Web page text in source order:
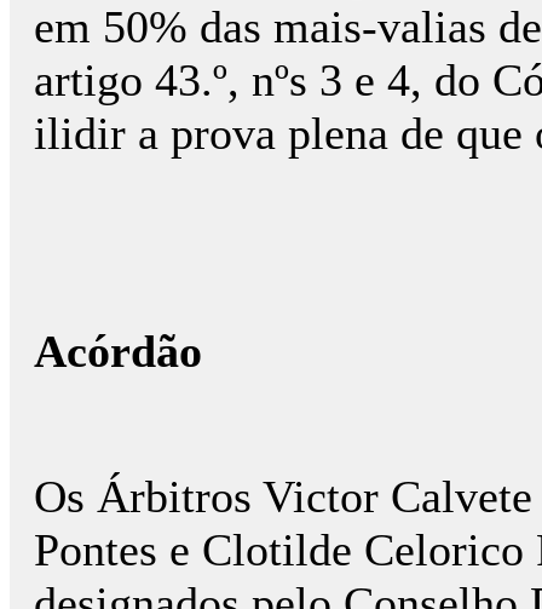
em 50% das mais-valias
artigo 43.º, nºs 3 e 4, do
ilidir a prova plena de que
Acórdão
Os Árbitros Victor
Pontes e Clotilde